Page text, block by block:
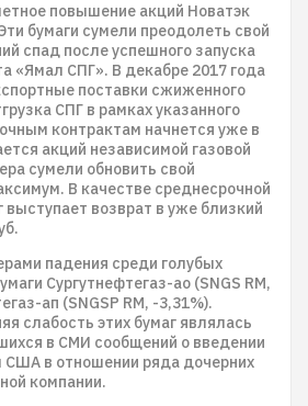
повышение акций Новатэк
бумаги сумели преодолеть свой
спад после успешного запуска
«Ямал СПГ». В декабре 2017 года
поставки сжиженного
СПГ в рамках указанного
контрактам начнется уже в
акций независимой газовой
сумели обновить свой
В качестве среднесрочной
выступает возврат в уже близкий
падения среди голубых
Сургутнефтегаз-ао (SNGS RM,
ап (SNGSP RM, -3,31%).
слабость этих бумаг являлась
в СМИ сообщений о введении
США в отношении ряда дочерних
компании.